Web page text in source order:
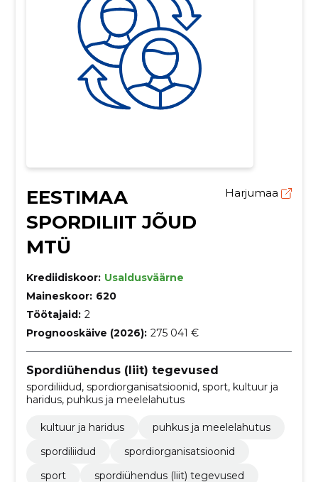
EESTIMAA
SPORDILIIT JÕUD
MTÜ
Harjumaa
Krediidiskoor: Usaldusväärne
Maineskoor: 620
Töötajaid: 2
Prognooskäive (2026): 275 041 €
Spordiühendus (liit) tegevused
spordiliidud, spordiorganisatsioonid, sport, kultuur ja
haridus, puhkus ja meelelahutus
kultuur ja haridus
puhkus ja meelelahutus
spordiliidud
spordiorganisatsioonid
sport
spordiühendus (liit) tegevused